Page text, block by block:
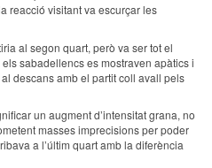
reacció visitant va escurçar les
al segon quart, però va ser tot el
sabadellencs es mostraven apàtics i
descans amb el partit coll avall pels
un augment d’intensitat grana, no
masses imprecisions per poder
a l’últim quart amb la diferència